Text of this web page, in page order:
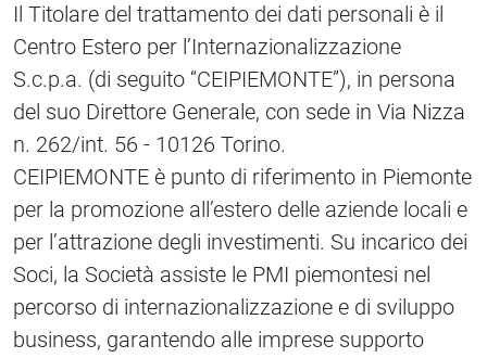
Il Titolare del trattamento dei dati personali è il
Centro Estero per l’Internazionalizzazione
S.c.p.a. (di seguito “CEIPIEMONTE”), in persona
del suo Direttore Generale, con sede in Via Nizza
n. 262/int. 56 - 10126 Torino.
CEIPIEMONTE è punto di riferimento in Piemonte
per la promozione all’estero delle aziende locali e
per l’attrazione degli investimenti. Su incarico dei
Soci, la Società assiste le PMI piemontesi nel
percorso di internazionalizzazione e di sviluppo
business, garantendo alle imprese supporto